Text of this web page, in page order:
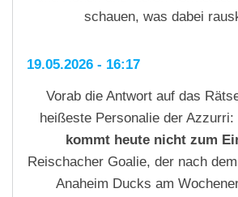
schauen, was dabei
19.05.2026 - 16:17
Vorab die Antwort auf das
heißeste Personalie der Azzurri:
kommt heute nicht zum
Reischacher Goalie, der nach
Anaheim Ducks am